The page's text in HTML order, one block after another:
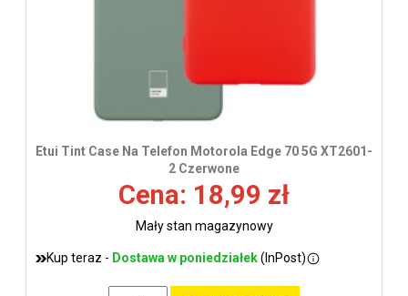
Etui Tint Case Na Telefon Motorola Edge 70 5G XT2601-
2 Czerwone
Cena: 18,99 zł
Mały stan magazynowy
Kup teraz - Dostawa w poniedziałek(InPost)